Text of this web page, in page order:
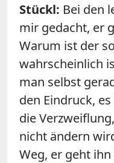
Stückl: Bei den
mir gedacht, er
Warum ist der
wahrscheinlich
man selbst
den Eindruck,
die
nicht ändern
Weg, er geht